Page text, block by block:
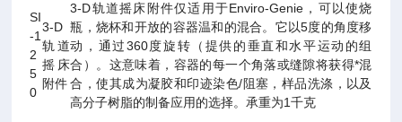
SI
-1
2
5
0
3-D
轨道
摇床
附件
3-D轨道摇床附件仅适用于Enviro-Genie，可以使烧
瓶，烧杯和开放的容器温和的混合。它以5度的角度移
动，通过360度旋转（提供的垂直和水平运动的组
合）。这意味着，容器的每一个角落或缝隙将获得*混
合，使其成为凝胶和印迹染色/阻塞，样品洗涤，以及
高分子树脂的制备应用的选择。承重为1千克